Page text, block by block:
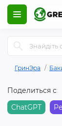
ГринЭра
Поделиться с
ChatGPT